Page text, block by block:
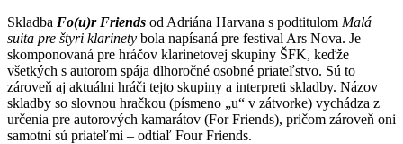
Skladba Fo(u)r Friends od Adriána Harvana s podtitulom Malá
suita pre štyri klarinety bola napísaná pre festival Ars Nova. Je
skomponovaná pre hráčov klarinetovej skupiny ŠFK, keďže
všetkých s autorom spája dlhoročné osobné priateľstvo. Sú to
zároveň aj aktuálni hráči tejto skupiny a interpreti skladby. Názov
skladby so slovnou hračkou (písmeno „u“ v zátvorke) vychádza z
určenia pre autorových kamarátov (For Friends), pričom zároveň oni
samotní sú priateľmi – odtiaľ Four Friends.